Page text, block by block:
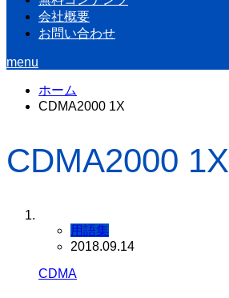
会社概要
お問い合わせ
menu
ホーム
CDMA2000 1X
CDMA2000 1X
用語集
2018.09.14
CDMA